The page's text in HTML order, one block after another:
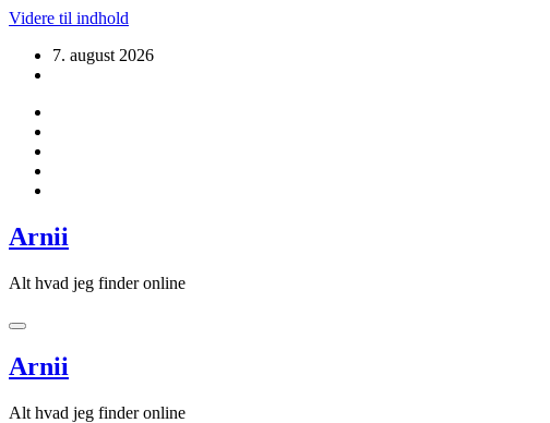
Videre til indhold
7. august 2026
Arnii
Alt hvad jeg finder online
Arnii
Alt hvad jeg finder online